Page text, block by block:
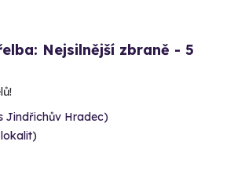
Nejsilnější zbraně - 5
Jindřichův Hradec)